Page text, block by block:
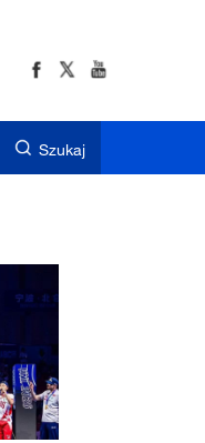
Szukaj